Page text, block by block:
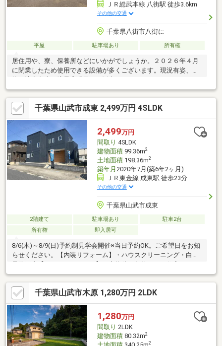
ＪＲ総武本線 八街駅 徒歩3.6km
その他の交通
千葉県八街市八街に
平屋 駐車場あり 所有権
居住用や、寮、保養所などにいかがでしょうか。２０２６年４月
に閉業したため使用できる設備が多くございます。現況有姿、契
千葉県山武市成東 2,499万円 4SLDK
2,499万円
間取り 4SLDK
建物面積99.36m2
土地面積198.36m2
築年月 2020年7月(築6年2ヶ月)
ＪＲ東金線 成東駅 徒歩23分
その他の交通
千葉県山武市成東
2階建て 駐車場あり
駐車2台
所有権
即入居可
8/6(木)～8/9(日)予約制見学会開催※当日予約OK。ご希望日をお知
らせください。【内装リフォーム】・ハウスクリーニング・白蟻
予防工事【おすすめポイント】・本物件は条件により住宅ローン
減税が適用されます。・シロアリ防除工事施工後5年間保証・お客
様に合わせたローンの組み方や金融機関をご提案。住宅ローンが
初めての方でもお気軽にご相談ください【間取・駐車場・庭・立
地】・４SLDKの間取り・駐車場2台あり・嬉しい庭あり・土地約
60坪・建物約30坪【周辺施設】・成東小学校 650ｍ（徒歩10
分）・成東中学校 1800
千葉県山武市木原 1,280万円 2LDK
1,280万円
間取り 2LDK
建物面積80.32m2
2